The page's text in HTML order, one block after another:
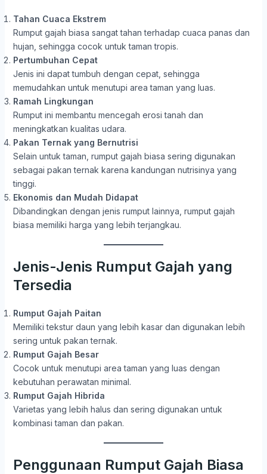
Tahan Cuaca Ekstrem
Rumput gajah biasa sangat tahan terhadap cuaca panas dan
hujan, sehingga cocok untuk taman tropis.
Pertumbuhan Cepat
Jenis ini dapat tumbuh dengan cepat, sehingga
memudahkan untuk menutupi area taman yang luas.
Ramah Lingkungan
Rumput ini membantu mencegah erosi tanah dan
meningkatkan kualitas udara.
Pakan Ternak yang Bernutrisi
Selain untuk taman, rumput gajah biasa sering digunakan
sebagai pakan ternak karena kandungan nutrisinya yang
tinggi.
Ekonomis dan Mudah Didapat
Dibandingkan dengan jenis rumput lainnya, rumput gajah
biasa memiliki harga yang lebih terjangkau.
Jenis-Jenis Rumput Gajah yang
Tersedia
Rumput Gajah Paitan
Memiliki tekstur daun yang lebih kasar dan digunakan lebih
sering untuk pakan ternak.
Rumput Gajah Besar
Cocok untuk menutupi area taman yang luas dengan
kebutuhan perawatan minimal.
Rumput Gajah Hibrida
Varietas yang lebih halus dan sering digunakan untuk
kombinasi taman dan pakan.
Penggunaan Rumput Gajah Biasa